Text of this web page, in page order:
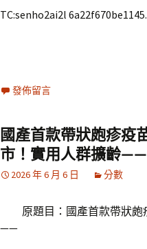
TC:senho2ai2l
發佈留言
國產首款帶狀皰疹疫
市！實用人群擴齡——
2026 年 6 月 6 日 分數
原題目：國產首款帶狀
——